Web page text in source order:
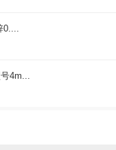
4m...